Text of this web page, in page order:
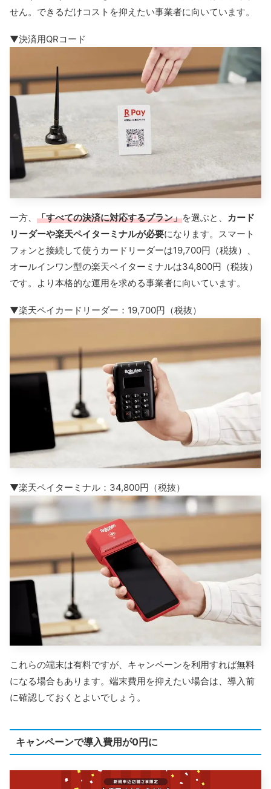
せん。できるだけコストを抑えたい事業者に向いています。
▼決済用QRコード
一方、 「すべての決済に対応するプラン」を選ぶと、 カード
リーダーや楽天ペイターミナルが必要になります。スマート
フォンと接続して使うカードリーダーは19,700円（税抜）、
オールインワン型の楽天ペイターミナルは34,800円（税抜）
です。より本格的な運用を求める事業者に向いています。
▼楽天ペイカードリーダー：19,700円（税抜）
▼楽天ペイターミナル：34,800円（税抜）
これらの端末は有料ですが、キャンペーンを利用すれば無料
になる場合もあります。端末費用を抑えたい場合は、導入前
に確認しておくとよいでしょう。
キャンペーンで導入費用が0円に